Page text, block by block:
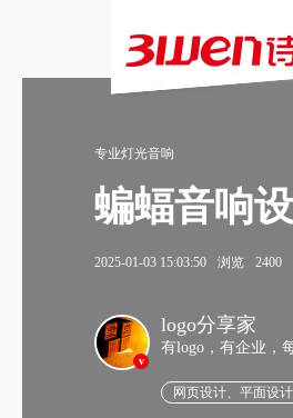
专业灯光音响
蝙蝠音响
2025-01-03 15:03:50 浏览 2400
v
logo分享家
有logo，有企业，
网页设计、平面设